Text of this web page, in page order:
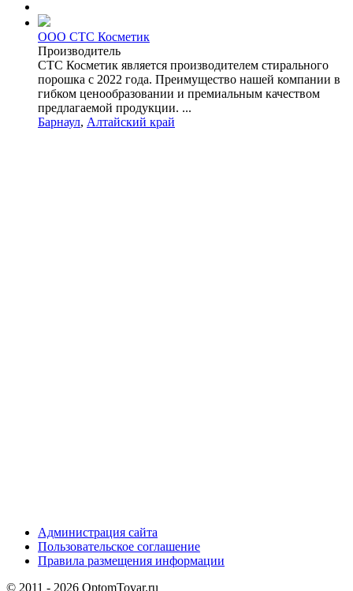
ООО СТС Косметик
Производитель
СТС Косметик является производителем стирального
порошка с 2022 года. Преимущество нашей компании в
гибком ценообразовании и премиальным качеством
предлагаемой продукции. ...
Барнаул, Алтайский край
Администрация сайта
Пользовательское соглашение
Правила размещения информации
© 2011 - 2026 OptomTovar.ru